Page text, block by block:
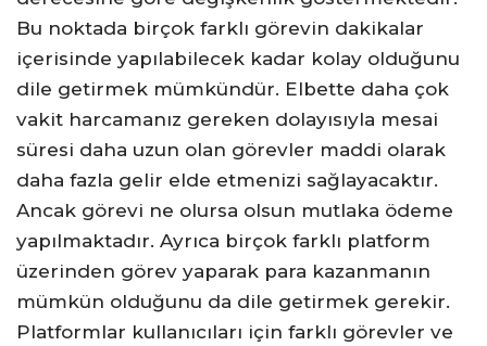
Bu noktada birçok farklı görevin dakikalar
içerisinde yapılabilecek kadar kolay olduğunu
dile getirmek mümkündür. Elbette daha çok
vakit harcamanız gereken dolayısıyla mesai
süresi daha uzun olan görevler maddi olarak
daha fazla gelir elde etmenizi sağlayacaktır.
Ancak görevi ne olursa olsun mutlaka ödeme
yapılmaktadır. Ayrıca birçok farklı platform
üzerinden görev yaparak para kazanmanın
mümkün olduğunu da dile getirmek gerekir.
Platformlar kullanıcıları için farklı görevler ve